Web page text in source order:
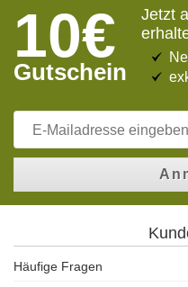
10€
Gutschein
Jetzt
Häufige Fragen